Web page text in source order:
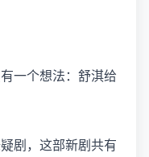
一个想法：舒淇给
剧，这部新剧共有